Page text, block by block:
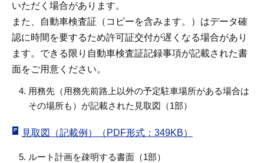
いただく場合があります。
また、自動車検査証（コピーを含みます。）はデータ確
認に時間を要するため許可証交付が遅くなる場合があり
ます。できる限り自動車検査証記録事項が記載された書
面をご用意ください。
用務先（用務先前路上以外の予定駐車場所がある場合は
その場所も）が記載された見取図（1部）
見取図（記載例）（PDF形式：349KB）
ルート計画を疎明する書面（1部）